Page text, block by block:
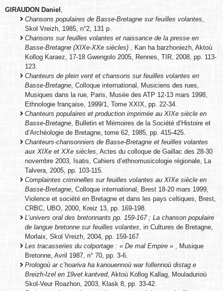
GIRAUDON Daniel
Chansons populaires de Basse-Bretagne sur feuilles volantes
Skol Vreizh, 1985, n°2, 131 p.
Chansons sur feuilles volantes et naissance de la presse en
Basse-Bretagne (XIXe-XXe siècles)
, Kan ha barzhoniezh, Aktoù
Kollog Karaez, 17-18 Gwengolo 2005, Rennes, TIR, 2008, pp. 113-
123.
Chanteurs de plein vent et chansons sur feuilles volantes en
Basse-Bretagne , Colloque international, Musiciens des rues,
Musiques dans la rue, Paris, Musée des ATP 12-13 mars 1998,
Ethnologie française, 1999/1, Tome XXIX, pp. 22-34.
Chanteurs populaires et production imprimée au XIXe siècle en
Basse-Bretagne , Bulletin et Mémoires de la Société d’Histoire et
d’Archéologie de Bretagne, tome 62, 1985, pp. 415-425.
Chanteurs-chansonniers de Basse-Bretagne et feuilles volantes
aux XIXe et XXe siècles , Actes du colloque de Gaillac des 28-30
novembre 2003, Isatis, Cahiers d’ethnomusicologie régionale, La
Talvera, 2005, pp. 103-115.
Complaintes criminelles sur feuilles volantes au XIXe siècle en
Basse-Bretagne , Colloque international, Brest 18-20 mars 1999,
Violence et société en Bretagne et dans les pays celtiques, Brest,
CRBC, UBO, 2000, Kreiz 13, pp. 169-198.
L’univers oral des bretonnants pp. 159-167 ; La chanson populaire
de langue bretonne sur feuilles volantes , in Cultures de Bretagne,
Morlaix, Skol Vreizh, 2004, pp. 159-167.
Les tracasseries du colportage : « De mal Empire »
, Musique
Bretonne, Avril 1987, n° 70, pp. 3-6.
Prologoù ar c’hoariva ha kanouennoù war follennoù distag e
Breizh-Izel en 19vet kantved, Aktoù Kollog Kallag, Mouladurioù
Skol-Veur Roazhon, 2003, Klask 8, pp. 33-42.